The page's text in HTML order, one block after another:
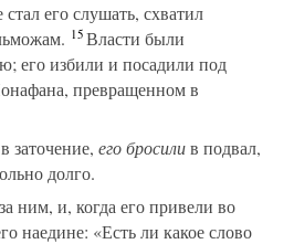
его слушать, схватил
15Власти были
его избили и посадили под
превращенном в
заточение, его бросилив подвал,
долго.
ним, и, когда его привели во
наедине: «Есть ли какое слово